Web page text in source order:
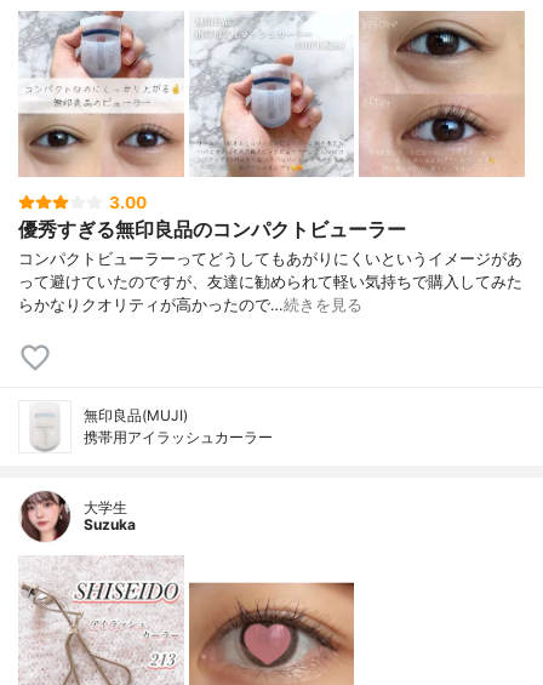
3.00
優秀すぎる無印良品のコンパクトビューラー
コンパクトビューラーってどうしてもあがりにくいというイメージがあ
って避けていたのですが、友達に勧められて軽い気持ちで購入してみた
らかなりクオリティが高かったので…続きを見る
無印良品(MUJI)
携帯用アイラッシュカーラー
大学生
Suzuka